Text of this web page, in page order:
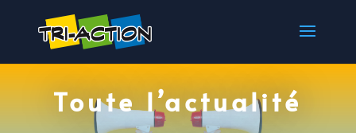
Toute l’actualité